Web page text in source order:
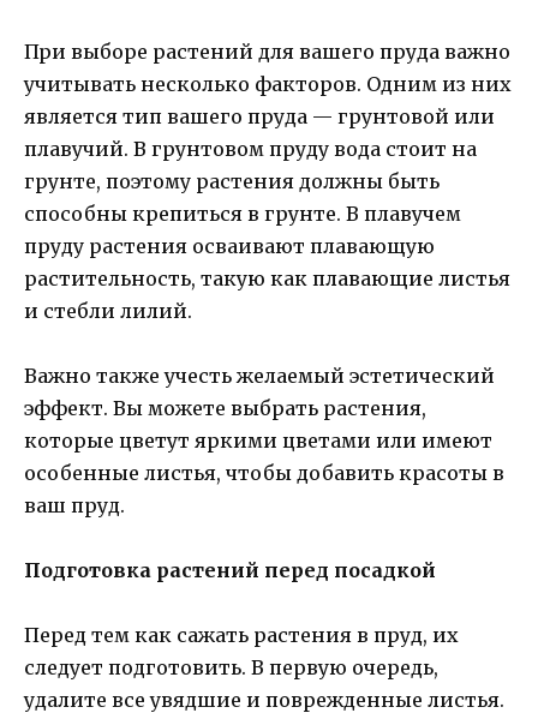
При выборе растений для вашего пруда важно
учитывать несколько факторов. Одним из них
является тип вашего пруда — грунтовой или
плавучий. В грунтовом пруду вода стоит на
грунте, поэтому растения должны быть
способны крепиться в грунте. В плавучем
пруду растения осваивают плавающую
растительность, такую как плавающие листья
и стебли лилий.
Важно также учесть желаемый эстетический
эффект. Вы можете выбрать растения,
которые цветут яркими цветами или имеют
особенные листья, чтобы добавить красоты в
ваш пруд.
Подготовка растений перед посадкой
Перед тем как сажать растения в пруд, их
следует подготовить. В первую очередь,
удалите все увядшие и поврежденные листья.